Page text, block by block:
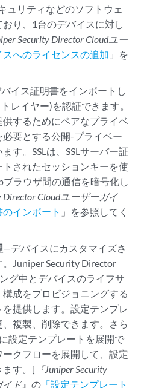
ュリティなどのソフトウェ
り、1台のデバイスに対し
Security Director Cloudユー
スへのライセンスの追加 」を
イス証明書をインポートし
レイヤー)を認証できます。
供するためにペアなプライベ
要とする公開-プライベー
す。SSLは、SSLサーバー証
されたセッションキーを使
ラウザ間の通信を暗号化し
Director Cloudユーザーガイ
のインポート 」を参照してく
—デバイスにカスタマイズさ
Juniper Security Director
グ中とデバイスのライフサ
成をプロビジョニングする
提供します。設定テンプレ
複製、削除できます。さら
設定テンプレートを展開で
クフローを展開して、設定
ます。[ 『Juniper Security
イド』の 「設定テンプレート